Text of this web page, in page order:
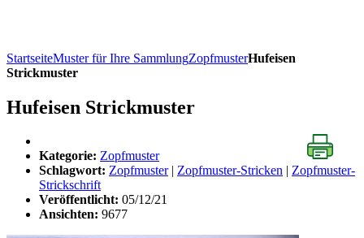
StartseiteMuster für Ihre SammlungZopfmusterHufeisen
Strickmuster
Hufeisen Strickmuster
Kategorie: Zopfmuster
Schlagwort: Zopfmuster| Zopfmuster-Stricken
Zopfmuster-
Strickschrift
Veröffentlicht: 05/12/21
Ansichten: 9677